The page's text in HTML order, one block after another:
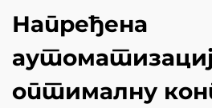
Напређена
оптималну